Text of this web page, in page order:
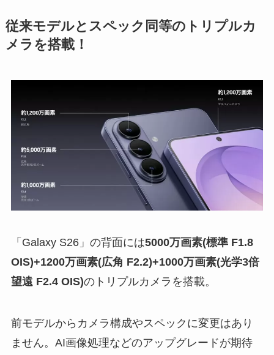
従来モデルとスペック同等のトリプルカ
メラを搭載！
「Galaxy S26」の背面には5000万画素(標準 F1.8
OIS)+1200万画素(広角 F2.2)+1000万画素(光学3倍
望遠 F2.4 OIS)のトリプルカメラを搭載。
前モデルからカメラ構成やスペックに変更はあり
ません。AI画像処理などのアップグレードが期待